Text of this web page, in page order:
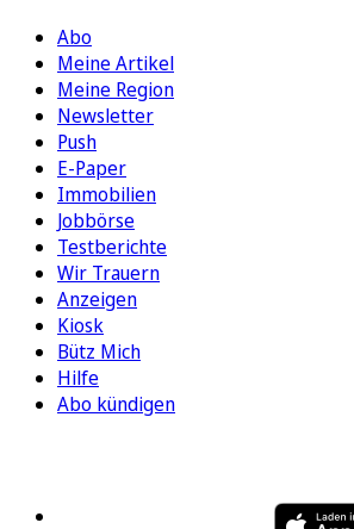
Abo
Meine Artikel
Meine Region
Newsletter
Push
E-Paper
Immobilien
Jobbörse
Testberichte
Wir Trauern
Anzeigen
Kiosk
Bütz Mich
Hilfe
Abo kündigen